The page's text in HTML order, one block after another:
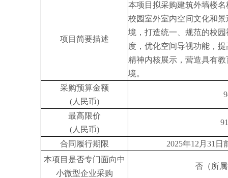
项目简要描述
本项目拟采购建筑外墙楼
校园室外室内空间文化和
境，打造统一、规范的校
度，优化空间导视功能，
精神内核展示，营造具有
境。
采购预算金额
(人民币)
最高限价
(人民币)
合同履行期限 2025年1 2 月31 日
本项目是否专门面向中
小微型企业采购
否（所